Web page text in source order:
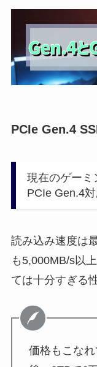
PCIe Gen.4
現在のゲーミ
PCIe Gen.4対
読み込み速度は
も5,000MB/s以
ては十分すぎる
価格もこな